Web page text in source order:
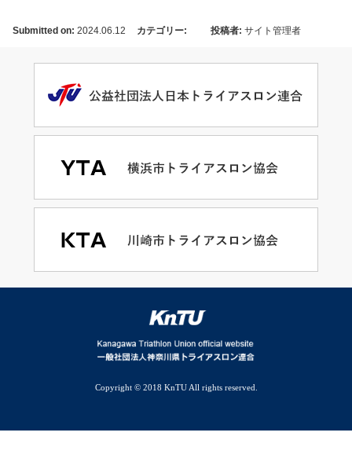
Submitted on: 2024.06.12 カテゴリー: 投稿者: サイト管理者
Copyright © 2018 KnTU All rights reserved.